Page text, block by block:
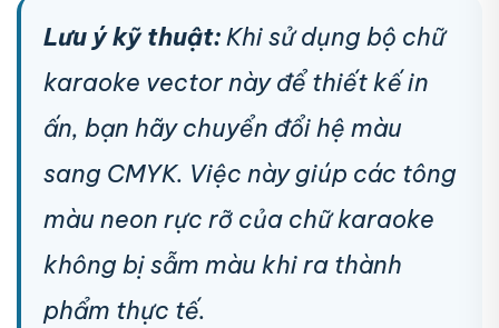
Lưu ý kỹ thuật:Khi sử dụng bộ chữ
karaoke vector này để thiết kế in
ấn, bạn hãy chuyển đổi hệ màu
sang CMYK. Việc này giúp các tông
màu neon rực rỡ của chữ karaoke
không bị sẫm màu khi ra thành
phẩm thực tế.